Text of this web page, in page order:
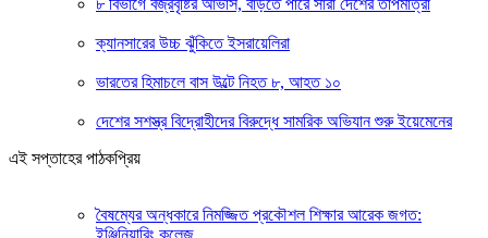
ক্যানসারের উচ্চ ঝুঁকিতে ইসরায়েলিরা
ভারতের হিমাচলে বাস উল্টে নিহত ৮, আহত ১০
দেশের সশস্ত্র বিদ্রোহীদের বিরুদ্ধে সামরিক অভিযান শুরু ইয়েমেনের
এই সপ্তাহের পাঠকপ্রিয়
বৈষম্যের অন্ধকারে নিমজ্জিত প্রকৌশল শিক্ষার আরেক জগত:
ইঞ্জিনিয়ারিং কলেজ